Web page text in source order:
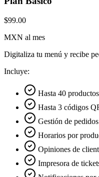
$99.00
MXN al mes
Digitaliza tu menú y recibe
Incluye:
Hasta 40 productos
Hasta 3 códigos
Gestión de
Horarios por
Opiniones de
Impresora de